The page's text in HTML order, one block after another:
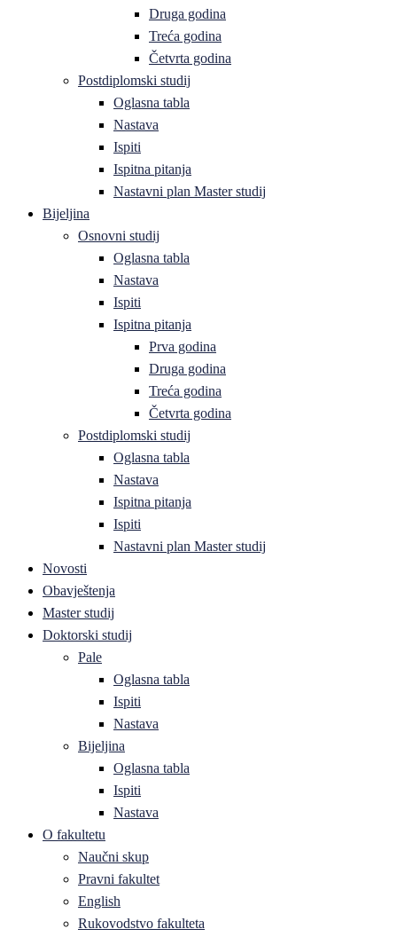
Druga godina
Treća godina
Četvrta godina
Postdiplomski studij
Oglasna tabla
Nastava
Ispiti
Ispitna pitanja
Nastavni plan Master studij
Bijeljina
Osnovni studij
Oglasna tabla
Nastava
Ispiti
Ispitna pitanja
Prva godina
Druga godina
Treća godina
Četvrta godina
Postdiplomski studij
Oglasna tabla
Nastava
Ispitna pitanja
Ispiti
Nastavni plan Master studij
Novosti
Obavještenja
Master studij
Doktorski studij
Pale
Oglasna tabla
Ispiti
Nastava
Bijeljina
Oglasna tabla
Ispiti
Nastava
O fakultetu
Naučni skup
Pravni fakultet
English
Rukovodstvo fakulteta